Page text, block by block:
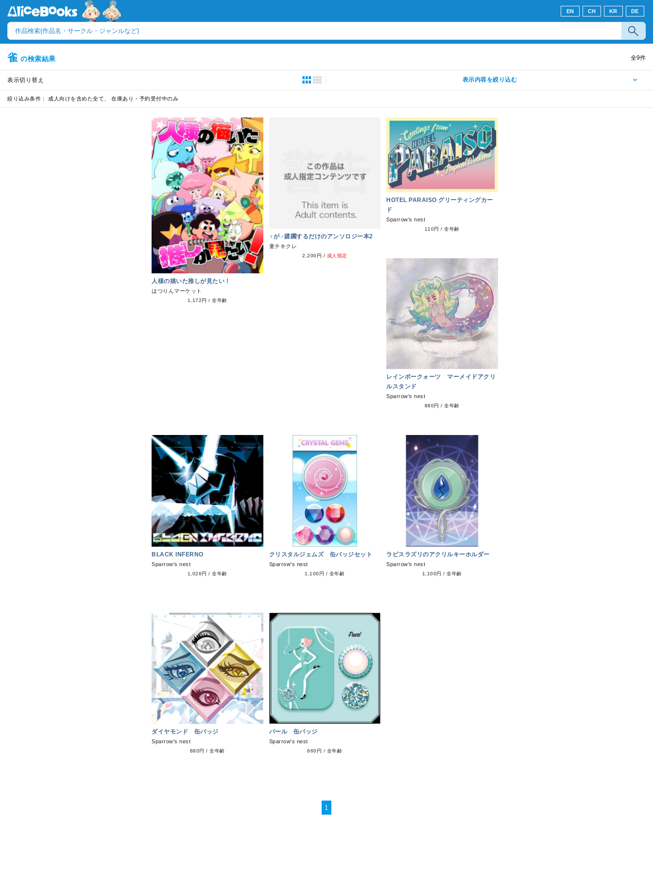
EN CH KR DE
雀 の検索結果 全9件
表示切り替え 表示内容を絞り込む
絞り込み条件： 成人向けを含めた全て、 在庫あり・予約受付中のみ
人様の描いた推しが見たい！
はつりんマーケット
1,172円 /全年齢
♀が♂蹂躙するだけのアンソロジー本2
童チキクレ
2,200円 / 成人指定
HOTEL PARAISO グリーティングカー
ド
Sparrow's nest
110円 /全年齢
レインボークォーツ マーメイドアクリ
ルスタンド
Sparrow's nest
880円 /全年齢
BLACK INFERNO
Sparrow's nest
1,026円 /全年齢
クリスタルジェムズ 缶バッジセット
Sparrow's nest
1,100円 / 全年齢
ラピスラズリのアクリルキーホルダー
Sparrow's nest
1,100円 /全年齢
ダイヤモンド 缶バッジ
Sparrow's nest
880円 /全年齢
パール 缶バッジ
Sparrow's nest
660円 / 全年齢
1